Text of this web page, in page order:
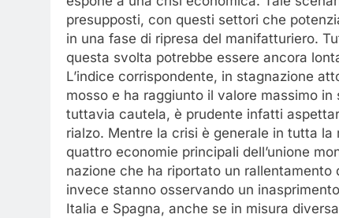
presupposti, con questi settori che
in una fase di ripresa del manifatturiero.
questa svolta potrebbe essere ancora
L’indice corrispondente, in stagnazione
mosso e ha raggiunto il valore massimo
tuttavia cautela, è prudente infatti
rialzo. Mentre la crisi è generale in tutta la
quattro economie principali dell’unione
nazione che ha riportato un
invece stanno osservando un
Italia e Spagna, anche se in misura